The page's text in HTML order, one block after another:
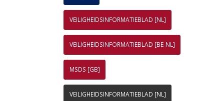
VEILIGHEIDSINFORMATIEBLAD [NL]
VEILIGHEIDSINFORMATIEBLAD [BE-NL]
MSDS [GB]
VEILIGHEIDSINFORMATIEBLAD [NL]